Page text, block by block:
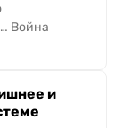
Война
и